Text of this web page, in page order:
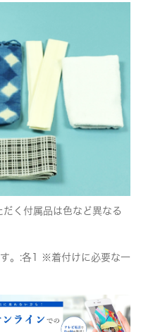
く付属品は色など異なる
。:各1 ※着付けに必要な一